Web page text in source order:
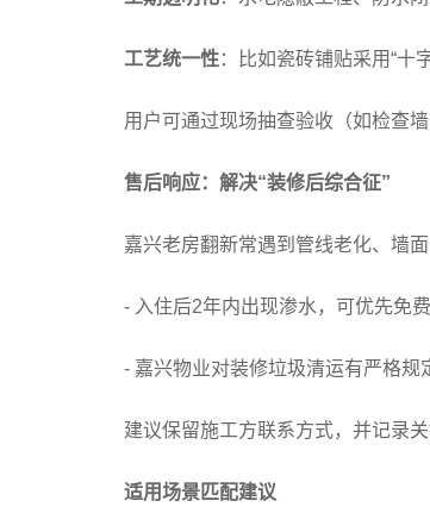
工艺统一性：比如瓷砖铺贴采用“十
用户可通过现场抽查验收（如检查
售后响应：解决“装修后综合征”
嘉兴老房翻新常遇到管线老化、墙
- 入住后2年内出现渗水，可优先免费
- 嘉兴物业对装修垃圾清运有严格规
建议保留施工方联系方式，并记录
适用场景匹配建议